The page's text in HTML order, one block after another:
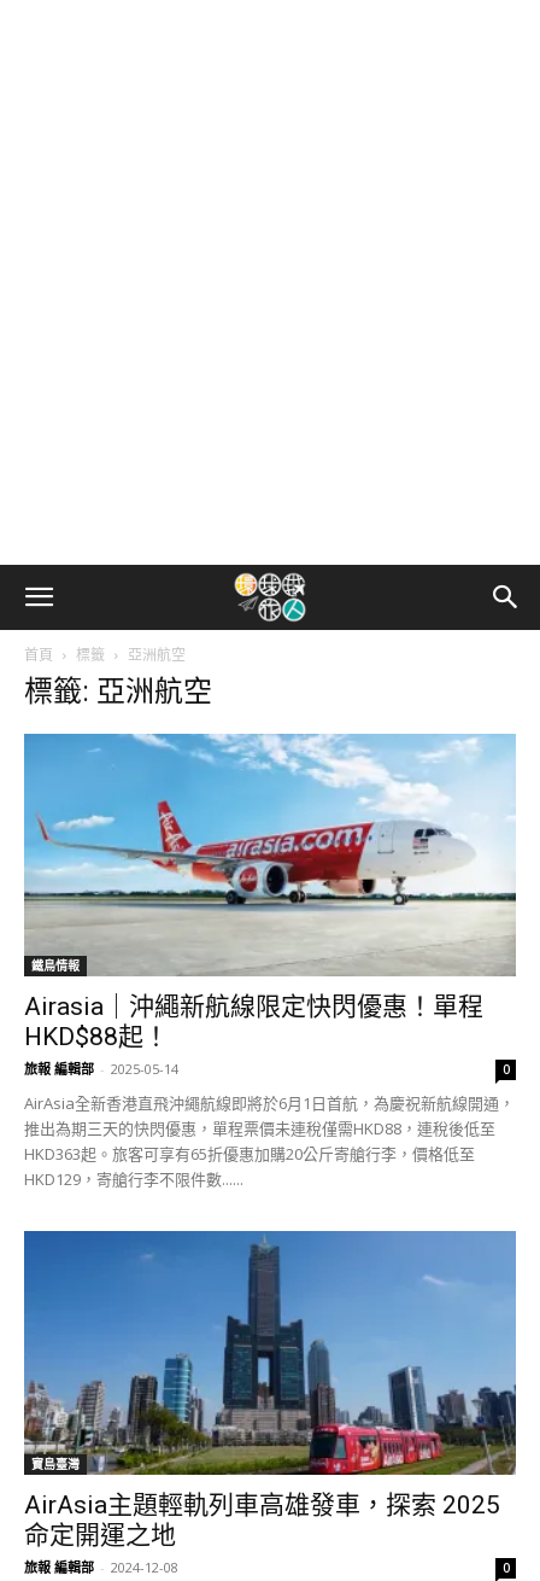
首頁 標籤 亞洲航空
標籤: 亞洲航空
鐵鳥情報
Airasia｜沖繩新航線限定快閃優惠！單程
HKD$88起！
旅報 編輯部 - 2025-05-14 0
AirAsia全新香港直飛沖繩航線即將於6月1日首航，為慶祝新航線開通，
推出為期三天的快閃優惠，單程票價未連稅僅需HKD88，連稅後低至
HKD363起。​​旅客可享有65折優惠加購20公斤寄艙行李，價格低至
HKD129，寄艙行李不限件數......
寶島臺灣
AirAsia主題輕軌列車高雄發車，探索 2025
命定開運之地
旅報 編輯部 - 2024-12-08 0